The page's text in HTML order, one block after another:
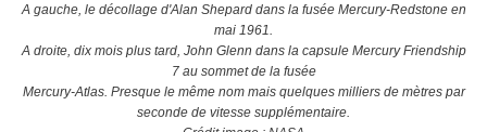
A gauche, le décollage d'Alan Shepard dans la fusée Mercury-Redstone en
mai 1961.
A droite, dix mois plus tard, John Glenn dans la capsule Mercury Friendship
7 au sommet de la fusée
Mercury-Atlas. Presque le même nom mais quelques milliers de mètres par
seconde de vitesse supplémentaire.